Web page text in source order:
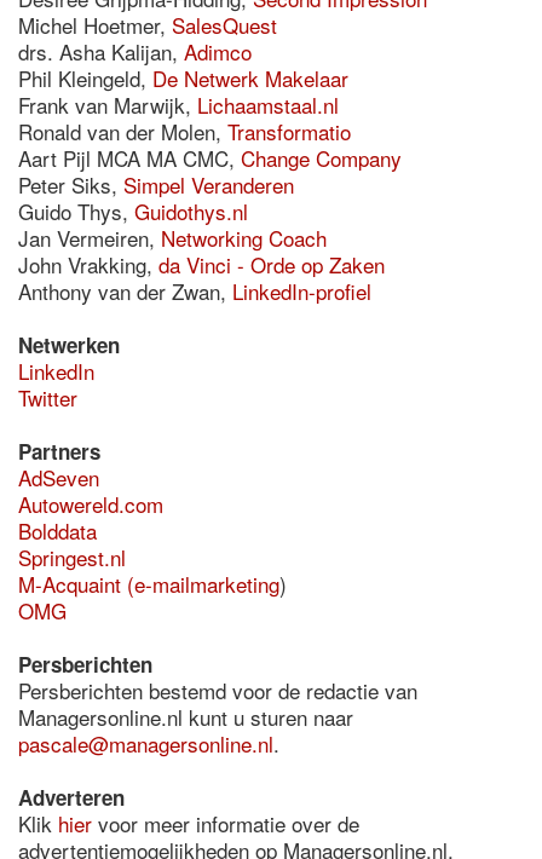
Michel Hoetmer, SalesQuest
drs. Asha Kalijan, Adimco
Phil Kleingeld, De Netwerk Makelaar
Frank van Marwijk, Lichaamstaal.nl
Ronald van der Molen, Transformatio
Aart Pijl MCA MA CMC, Change Company
Peter Siks, Simpel Veranderen
Guido Thys, Guidothys.nl
Jan Vermeiren, Networking Coach
John Vrakking, da Vinci - Orde op Zaken
Anthony van der Zwan, LinkedIn-profiel
Netwerken
LinkedIn
Twitter
Partners
AdSeven
Autowereld.com
Bolddata
Springest.nl
M-Acquaint (e-mailmarketing)
OMG
Persberichten
Persberichten bestemd voor de redactie van
Managersonline.nl kunt u sturen naar
pascale@managersonline.nl.
Adverteren
Klik hier voor meer informatie over de
advertentiemogelijkheden op Managersonline.nl.